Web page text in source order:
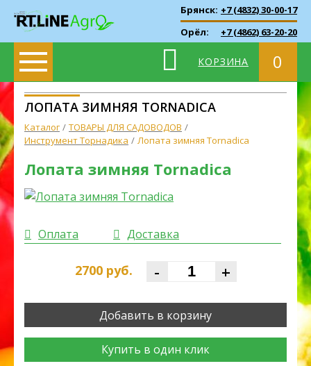
Брянск: +7 (4832) 30-00-17
Орёл:
+7 (4862) 63-20-20
КОРЗИНА 0
ЛОПАТА ЗИМНЯЯ TORNADICA
Каталог
ТОВАРЫ ДЛЯ САДОВОДОВ
Инструмент Торнадика
Лопата зимняя Tornadica
Лопата зимняя Tornadica
Оплата Доставка
2700руб. - +
Добавить в корзину
Купить в один клик